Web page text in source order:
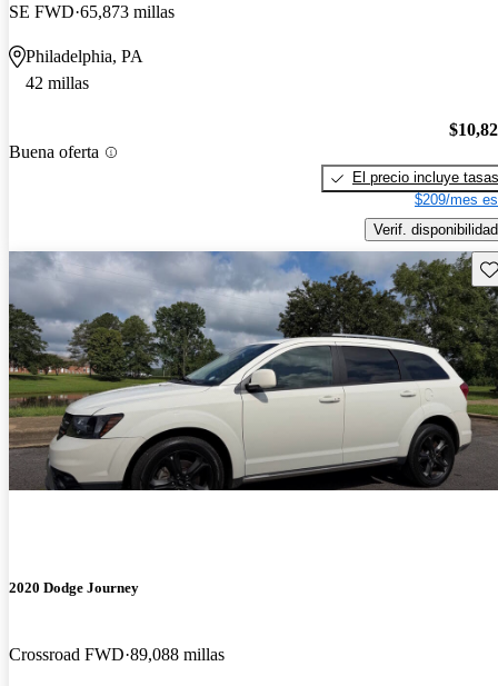
SE FWD 65,873 millas
Philadelphia, PA
42 millas
Buena oferta
El precio incluye tasas
$209/mes
Verif. disponibilidad
2020 Dodge Journey
Crossroad FWD 89,088 millas